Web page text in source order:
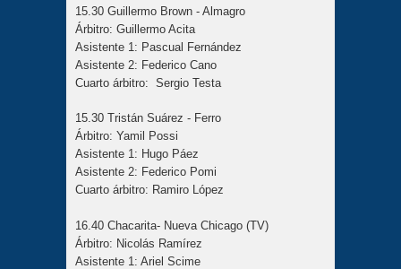
15.30 Guillermo Brown - Almagro
Árbitro: Guillermo Acita
Asistente 1: Pascual Fernández
Asistente 2: Federico Cano
Cuarto árbitro: Sergio Testa
15.30 Tristán Suárez - Ferro
Árbitro: Yamil Possi
Asistente 1: Hugo Páez
Asistente 2: Federico Pomi
Cuarto árbitro: Ramiro López
16.40 Chacarita- Nueva Chicago (TV)
Árbitro: Nicolás Ramírez
Asistente 1: Ariel Scime